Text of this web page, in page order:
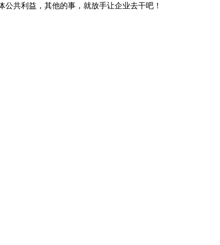
共利益，其他的事，就放手让企业去干吧！